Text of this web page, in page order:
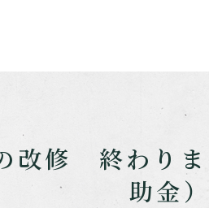
修 終わりま
助金）